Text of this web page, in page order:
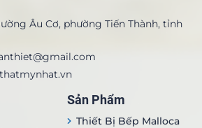
Âu Cơ, phường Tiến Thành, tỉnh
Sản Phẩm
Thiết Bị Bếp Malloca